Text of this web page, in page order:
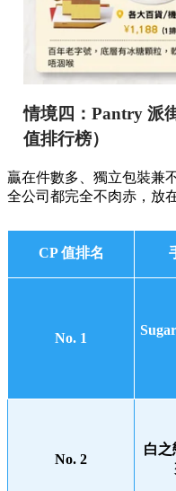
情境四：Pantry 派
值排行榜）
贏在件數多、獨立包裝兼
全公司都完全不肉赤，放
CP 值排名
No. 1
No. 2
白之